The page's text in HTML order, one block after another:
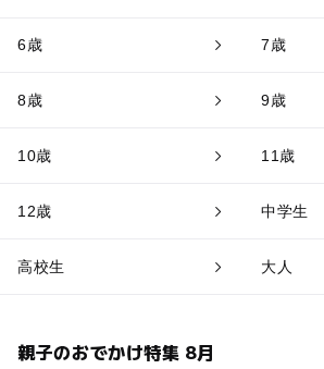
6歳 7歳
8歳 9歳
10歳 11歳
12歳 中学生
高校生 大人
親子のおでかけ特集 8月